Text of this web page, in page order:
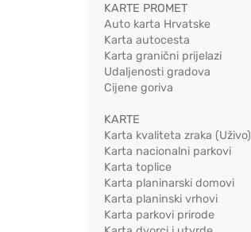
KARTE PROMET
Auto karta Hrvatske
Karta autocesta
Karta granični prijelazi
Udaljenosti gradova
Cijene goriva
KARTE
Karta kvaliteta zraka (Uživo)
Karta nacionalni parkovi
Karta toplice
Karta planinarski domovi
Karta planinski vrhovi
Karta parkovi prirode